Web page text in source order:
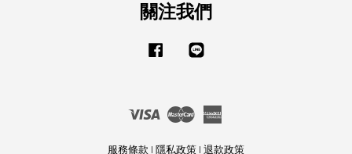
關注我們
Facebook
Visa Master
服務條款 | 隱私政策 | 退款政策